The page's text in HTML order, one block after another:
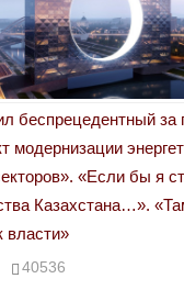
беспрецедентный за
модернизации
«Если бы я
Казахстана…».
власти»
40536